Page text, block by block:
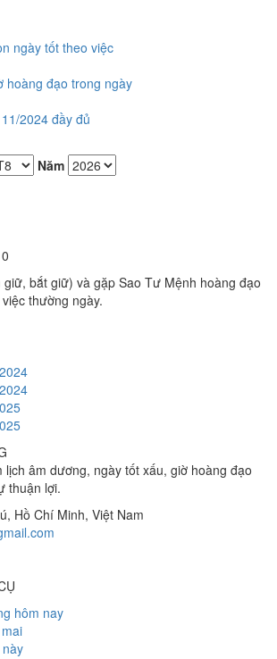
ngày tốt theo việc
hoàng đạo trong ngày
2024 đầy đủ
Năm
bắt giữ) và gặp Sao Tư Mệnh hoàng đạo
thường ngày.
lịch âm dương, ngày tốt xấu, giờ hoàng đạo
thuận lợi.
, Hồ Chí Minh, Việt Nam
hôm nay